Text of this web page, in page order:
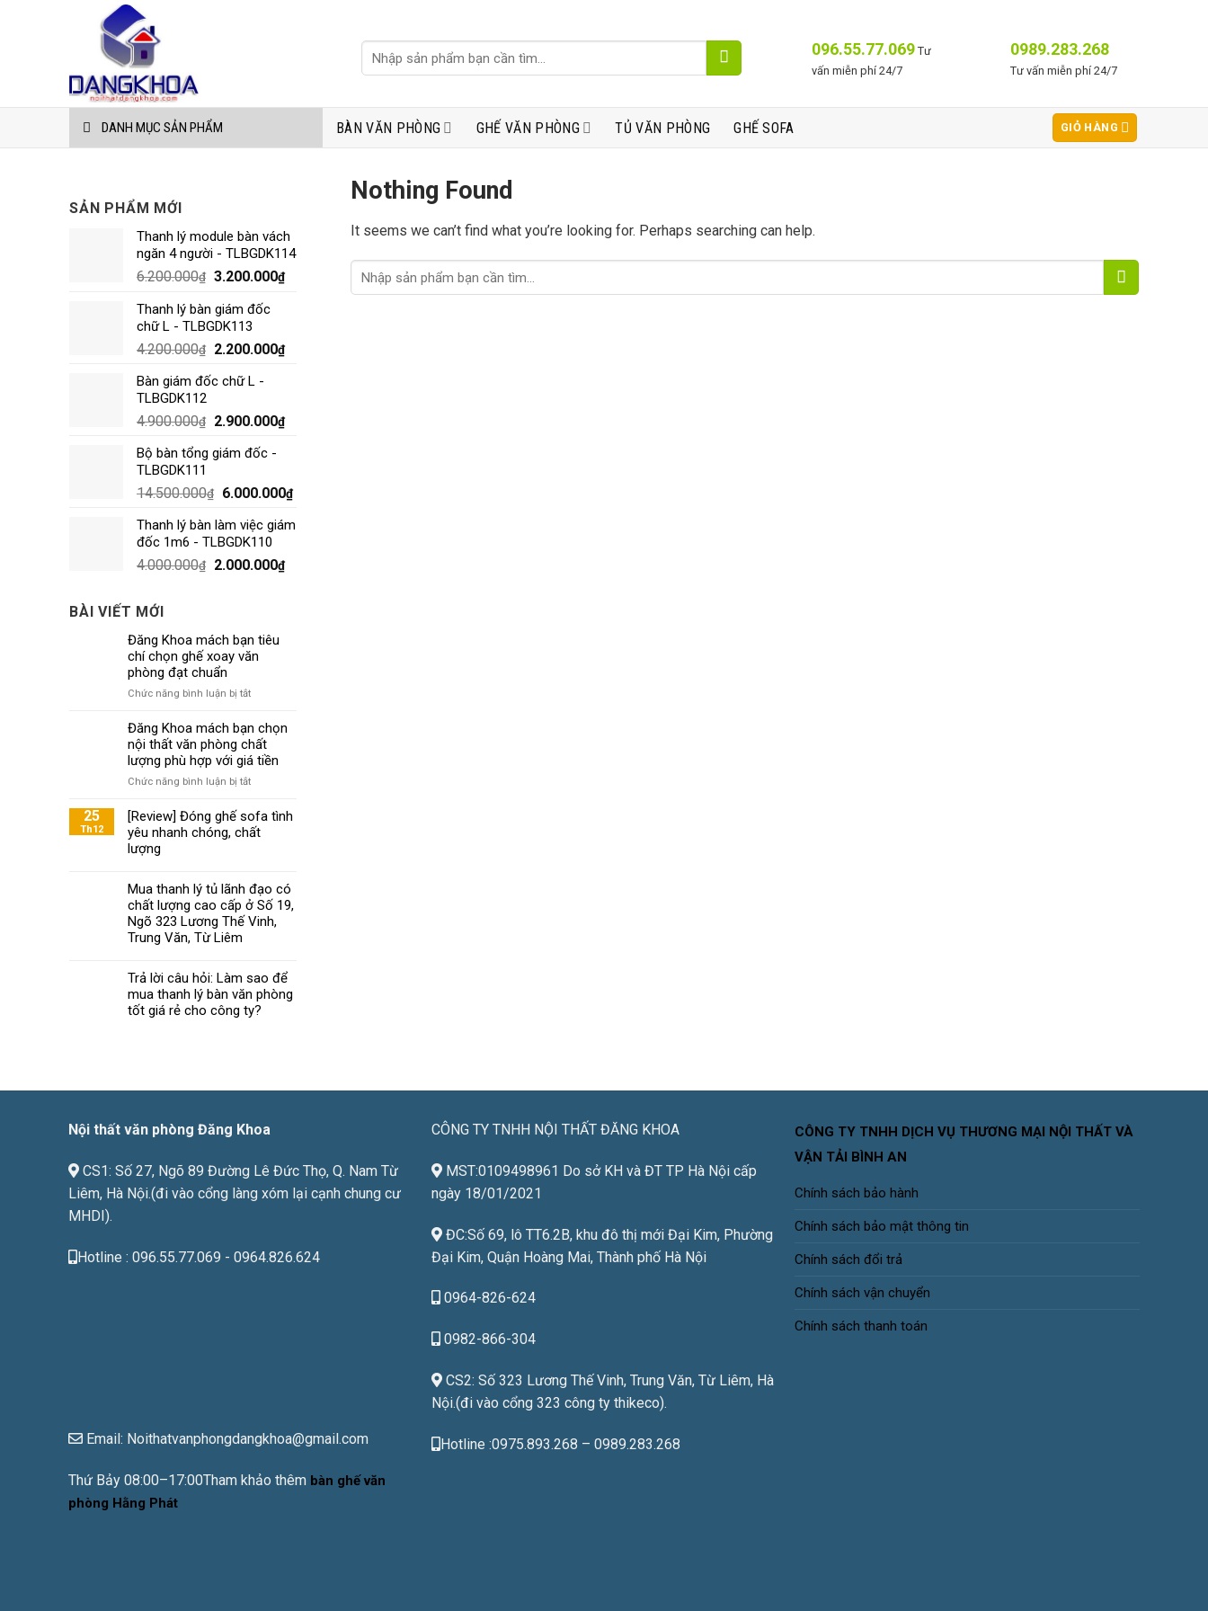
Tìm
kiếm:
096.55.77.069 Tư
vấn miễn phí 24/7
0989.283.268
Tư vấn miễn phí 24/7
DANH MỤC SẢN PHẨM BÀN VĂN PHÒNG GHẾ VĂN PHÒNG TỦ VĂN PHÒNG GHẾ SOFA GIỎ HÀNG
SẢN PHẨM MỚI
Thanh lý module bàn vách
ngăn 4 người - TLBGDK114
6.200.000₫ 3.200.000₫
Thanh lý bàn giám đốc
chữ L - TLBGDK113
4.200.000₫ 2.200.000₫
Bàn giám đốc chữ L -
TLBGDK112
4.900.000₫ 2.900.000₫
Bộ bàn tổng giám đốc -
TLBGDK111
14.500.000₫ 6.000.000₫
Thanh lý bàn làm việc giám
đốc 1m6 - TLBGDK110
4.000.000₫ 2.000.000₫
BÀI VIẾT MỚI
Đăng Khoa mách bạn tiêu
chí chọn ghế xoay văn
phòng đạt chuẩn
Chức năng bình luận bị tắtở
Khoa
mách
bạn
tiêu
chí
ghế
xoay
chuẩn
Đăng Khoa mách bạn chọn
nội thất văn phòng chất
lượng phù hợp với giá tiền
Chức năng bình luận bị tắtở
Khoa
mách
bạn
thất
văn
phòng
hợp
với
giá
25
Th12
[Review] Đóng ghế sofa tình
yêu nhanh chóng, chất
lượng
Mua thanh lý tủ lãnh đạo có
chất lượng cao cấp ở Số 19,
Ngõ 323 Lương Thế Vinh,
Trung Văn, Từ Liêm
Trả lời câu hỏi: Làm sao để
mua thanh lý bàn văn phòng
tốt giá rẻ cho công ty?
Nothing Found
It seems we can’t find what you’re looking for. Perhaps searching can help.
Nội thất văn phòng Đăng Khoa
CS1: Số 27, Ngõ 89 Đường Lê Đức Thọ, Q. Nam Từ
Liêm, Hà Nội.(đi vào cổng làng xóm lại cạnh chung cư
MHDI).
Hotline : 096.55.77.069 - 0964.826.624
Email: Noithatvanphongdangkhoa@gmail.com
Thứ Bảy 08:00–17:00Tham khảo thêm bàn ghế văn
phòng Hằng Phát
CÔNG TY TNHH NỘI THẤT ĐĂNG KHOA
MST:0109498961 Do sở KH và ĐT TP Hà Nội cấp
ngày 18/01/2021
ĐC:Số 69, lô TT6.2B, khu đô thị mới Đại Kim, Phường
Đại Kim, Quận Hoàng Mai, Thành phố Hà Nội
0964-826-624
0982-866-304
CS2: Số 323 Lương Thế Vinh, Trung Văn, Từ Liêm, Hà
Nội.(đi vào cổng 323 công ty thikeco).
Hotline :0975.893.268 – 0989.283.268
CÔNG TY TNHH DỊCH VỤ THƯƠNG MẠI NỘI THẤT VÀ
VẬN TẢI BÌNH AN
Chính sách bảo hành
Chính sách bảo mật thông tin
Chính sách đổi trả
Chính sách vận chuyển
Chính sách thanh toán